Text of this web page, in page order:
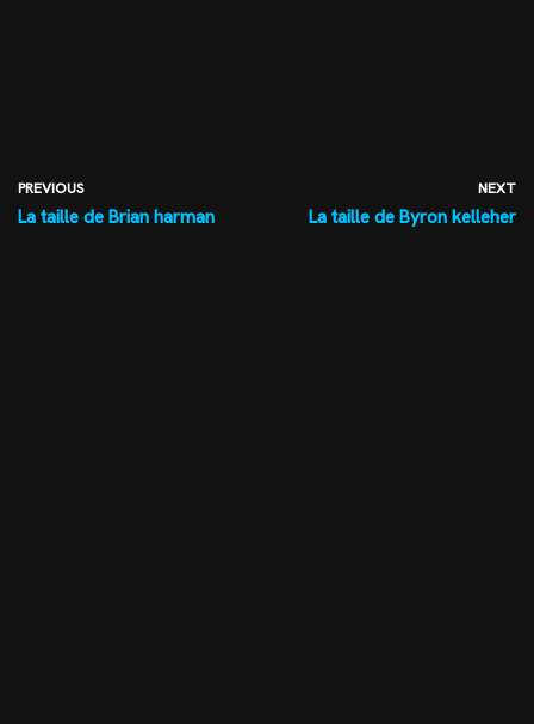
PREVIOUS
La taille de Brian harman
NEXT
La taille de Byron kelleher